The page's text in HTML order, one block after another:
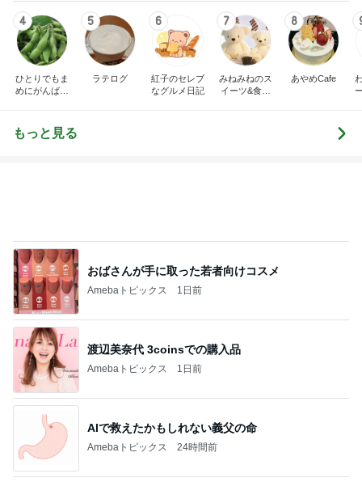
4
ひとりでもま
めにがんばる
5
ラテログ
6
紅子のセレブ
なグルメ日記
7
みねみねのス
イーツ&食パ
8
あやめCafe
もっと見る
渡辺美奈代 3coinsでの購入品
Amebaトピックス 1日前
AIで救えたかもしれない義父の命
Amebaトピックス 24時間前
神がかってる掃除機
Amebaトピックス 5時間前